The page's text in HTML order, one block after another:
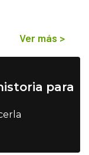
Ver más >
para